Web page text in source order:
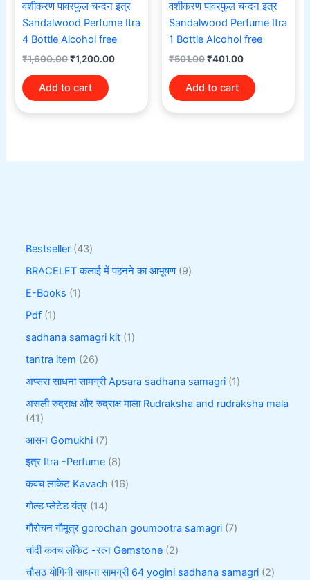
वशीकरण पावरफुल चन्दन इत्र
Sandalwood Perfume Itra
4 Bottle Alcohol free
₹1,600.00₹1,200.00
Add to cart
वशीकरण पावरफुल चन्दन इत्र
Sandalwood Perfume Itra
1 Bottle Alcohol free
₹501.00₹401.00
Add to cart
Bestseller 43
BRACELET कलाई में पहनने का आभूषण 9
E-Books 1
Pdf 1
sadhana samagri kit 1
tantra item 26
अप्सरा साधना सामग्री Apsara sadhana samagri 1
असली रुद्राक्ष और रुद्राक्ष माला Rudraksha and rudraksha mala
41
आसन Gomukhi 7
इत्र Itra -Perfume 8
कवच लाकेट Kavach 16
गोल्ड प्लेटेड यंत्र 14
गौरोचन गौमूत्र gorochan goumootra samagri 7
चांदी कवच लॉकेट -रत्न Gemstone 2
चौसठ योगिनी साधना सामग्री 64 yogini sadhana samagri 2